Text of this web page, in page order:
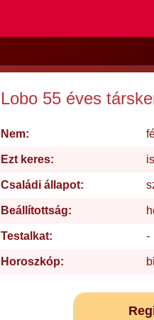
Lobo 55 éves
Nem:
Ezt keres:
Családi állapot:
Beállítottság:
Testalkat: -
Horoszkóp: